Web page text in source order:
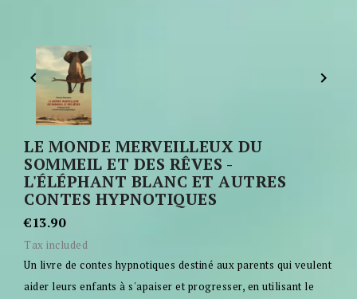
 
LE MONDE MERVEILLEUX DU
SOMMEIL ET DES RÊVES -
L'ÉLÉPHANT BLANC ET AUTRES
CONTES HYPNOTIQUES
€13.90
Tax included
Un livre de contes hypnotiques destiné aux parents qui veulent
aider leurs enfants à s'apaiser et progresser, en utilisant le